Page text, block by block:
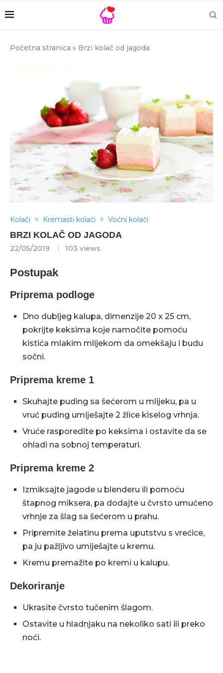
Početna stranica » Brzi kolač od jagoda
Kolači Kremasti kolači Voćni kolači
BRZI KOLAČ OD JAGODA
22/05/2019 103 views
Postupak
Priprema podloge
Dno dubljeg kalupa, dimenzije 20 x 25 cm,
pokrijte keksima koje namočite pomoću
kistića mlakim mlijekom da omekšaju i budu
sočni.
Priprema kreme 1
Skuhajte puding sa šećerom u mlijeku, pa u
vruć puding umiješajte 2 žlice kiselog vrhnja.
Vruće rasporedite po keksima i ostavite da se
ohladi na sobnoj temperaturi.
Priprema kreme 2
Izmiksajte jagode u blenderu ili pomoću
štapnog miksera, pa dodajte u čvrsto umućeno
vrhnje za šlag sa šećerom u prahu.
Pripremite želatinu prema uputstvu s vrećice,
pa ju pažljivo umiješajte u kremu.
Kremu premažite po kremi u kalupu.
Dekoriranje
Ukrasite čvrsto tučenim šlagom.
Ostavite u hladnjaku na nekoliko sati ili preko
noći.